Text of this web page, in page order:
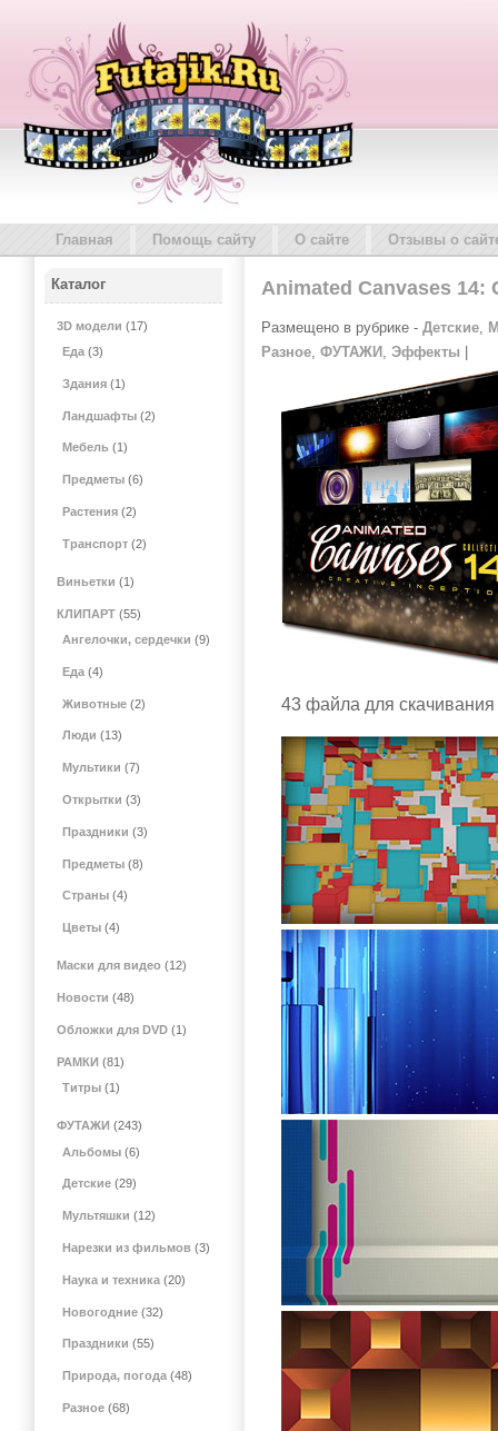
Главная Помощь сайту О сайте Отзывы о
Animated Canvases 14:
Размещено в рубрике - Детские
Разное ФУТАЖИ Эффекты |
43 файла для скачивания
Каталог
3D модели (17)
Еда (3)
Здания (1)
Ландшафты (2)
Мебель (1)
Предметы (6)
Растения (2)
Транспорт (2)
Виньетки (1)
КЛИПАРТ(55)
Ангелочки, сердечки (9)
Еда (4)
Животные (2)
Люди (13)
Мультики (7)
Открытки (3)
Праздники (3)
Предметы (8)
Страны (4)
Цветы (4)
Маски для видео (12)
Новости (48)
Обложки для DVD(1)
РАМКИ (81)
Титры (1)
ФУТАЖИ (243)
Альбомы (6)
Детские (29)
Мультяшки (12)
Нарезки из фильмов (3)
Наука и техника (20)
Новогодние (32)
Праздники (55)
Природа, погода (48)
Разное (68)